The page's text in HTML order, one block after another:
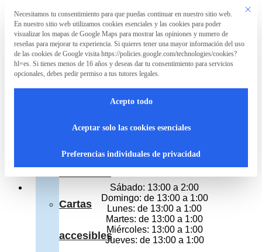
Saltar al contenido principal Saltar al pie de página
La
Asociación
La
Cartas
accesibles
The Irish Temple
Restaurante americano
Avenida De Moratalaz 123, Madrid
Teléfono 914 374 966
Abierto
Horario del resto de dias
Sábado: 13:00 a 2:00
Domingo: de 13:00 a 1:00
Lunes: de 13:00 a 1:00
Martes: de 13:00 a 1:00
Miércoles: 13:00 a 1:00
Jueves: de 13:00 a 1:00
Este
Preferencia de privacidad
Necesitamos tu consentimiento para que puedas continuar en nuestro sitio web.
En nuestro sitio web utilizamos cookies esenciales y las cookies para poder
visualizar los mapas de Google Maps para mostrar las opiniones y numero de
reseñas para mejorar tu experiencia. Si quieres tener una mayor información del uso
de las cookies de Google visita https://policies.google.com/technologies/cookies?
hl=es. Si tienes menos de 16 años y deseas dar tu consentimiento para servicios
opcionales, debes pedir permiso a tus tutores legales.
Acepto todo
Aceptar solo las cookies esenciales
Preferencias individuales de privacidad